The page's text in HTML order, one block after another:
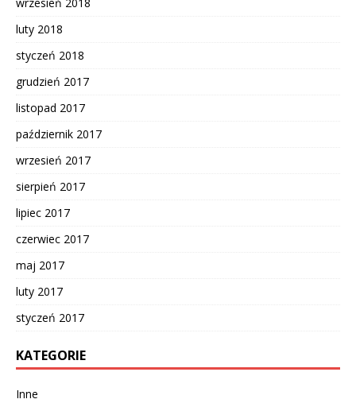
wrzesień 2018
luty 2018
styczeń 2018
grudzień 2017
listopad 2017
październik 2017
wrzesień 2017
sierpień 2017
lipiec 2017
czerwiec 2017
maj 2017
luty 2017
styczeń 2017
KATEGORIE
Inne